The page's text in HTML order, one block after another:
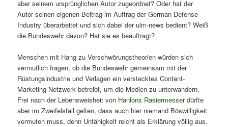
aber seinem ursprünglichen Autor zugeordnet? Oder hat der
Autor seinen eigenen Beitrag im Auftrag der German Defense
Industry überarbeitet und sich dabei der ulm-news bedient? Weiß
die Bundeswehr davon? Hat sie es beauftragt?
Menschen mit Hang zu Verschwörungstheorien würden sich
vermutlich fragen, ob die Bundeswehr gemeinsam mit der
Rüstungsindustrie und Verlagen ein verstecktes Content-
Marketing-Netzwerk betreibt, um die Medien zu unterwandern.
Frei nach der Lebensweisheit von Hanlons Rasiermesserdürfte
aber im Zweifelsfall gelten, dass auch hier niemand Böswilligkeit
vermuten muss, denn Unfähigkeit reicht als Erklärung völlig aus.